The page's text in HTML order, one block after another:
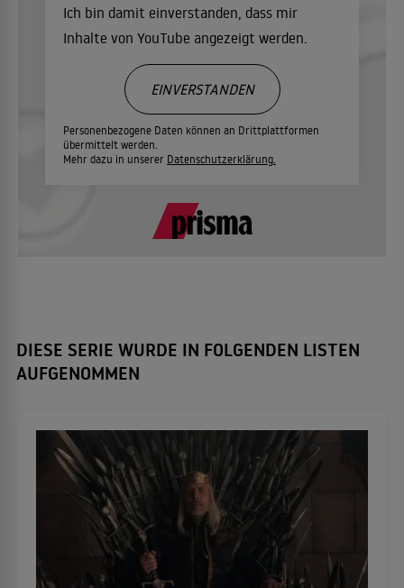
Episode 3
Episode 4
Ich bin damit einverstanden, dass mir
Inhalte von YouTube angezeigt werden.
Personenbezogene Daten können an Drittplattformen
übermittelt werden.
Mehr dazu in unserer Datenschutzerklärung.
EINVERSTANDEN
DIESE SERIE WURDE IN FOLGENDEN LISTEN
AUFGENOMMEN